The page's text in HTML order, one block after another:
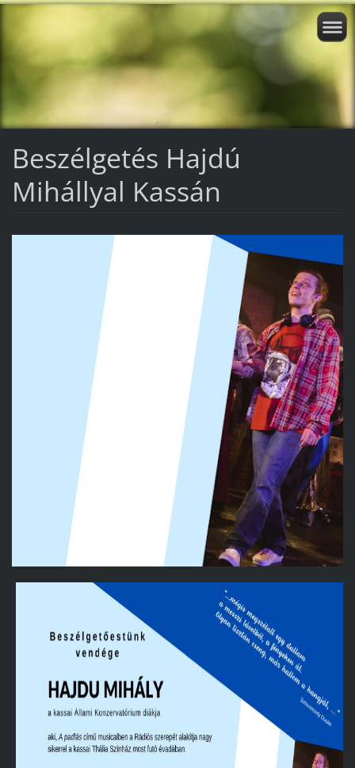
Beszélgetés Hajdú
Mihállyal Kassán